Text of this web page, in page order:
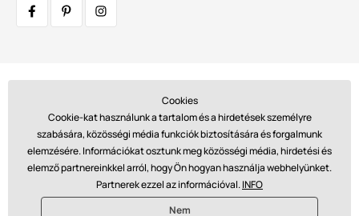
Fizetések:
Cookies
Cookie-kat használunk a tartalom és a hirdetések személyre
szabására, közösségi média funkciók biztosítására és forgalmunk
elemzésére. Információkat osztunk meg közösségi média, hirdetési és
elemző partnereinkkel arról, hogy Ön hogyan használja webhelyünket.
Partnerek ezzel az információval.INFO
Nem